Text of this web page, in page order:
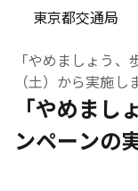
東京都交通局
「やめましょう
（土）から実施し
「やめまし
ンペーンの